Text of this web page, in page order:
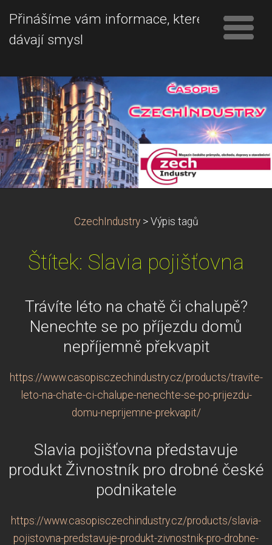
Přinášíme vám informace, které
dávají smysl
CzechIndustry > Výpis tagů
Štítek: Slavia pojišťovna
Trávíte léto na chatě či chalupě?
Nenechte se po příjezdu domů
nepříjemně překvapit
https://www.casopisczechindustry.cz/products/travite-
leto-na-chate-ci-chalupe-nenechte-se-po-prijezdu-
domu-neprijemne-prekvapit/
Slavia pojišťovna představuje
produkt Živnostník pro drobné české
podnikatele
https://www.casopisczechindustry.cz/products/slavia-
pojistovna-predstavuje-produkt-zivnostnik-pro-drobne-